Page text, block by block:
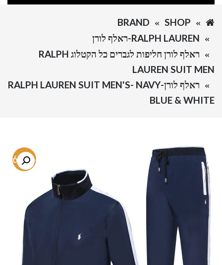
SHOP
BRAND
RALPH LAUREN-ראלף לורן
ראלף לורן חליפות לגברים כל הקטלוג RALPH
LAUREN SUIT MEN
ראלף לורן-RALPH LAUREN SUIT MEN'S- NAVY
BLUE & WHITE
-66.8%